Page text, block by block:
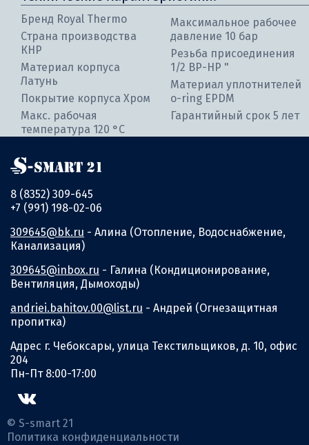
Бренд Royal Thermo
Страна производства
КНР
Материал корпуса
Латунь
Покрытие корпуса Хром
Макс. рабочая
температура 120 °С
Максимальное рабочее
давление 10 бар
Резьба присоединения
1/2 ВР-НР "
Материал уплотнителей
o-ring EPDM
Гарантийный срок 5 лет
8 (8352) 309-645
+7 (991) 198-02-06
309645@bk.ru - Алина (Отопление, Водоснабжение,
Канализация)
309645@inbox.ru - Галина (Кондиционирование,
Вентиляция, Дымоходы)
andriei.bahitov.00@list.ru - Андрей (Огнезащитная
пропитка)
Адрес г. Чебоксары, улица Текстильщиков, д. 10, офис
204
Пн-Пт 8:00-17:00
© S-smart 21
Политика конфиденциальности